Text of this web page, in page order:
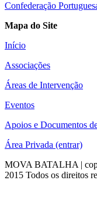
Confederação
Mapa do Site
Início
Associações
Áreas de Intervenção
Eventos
Apoios e Documentos
Área Privada (entrar)
MOVA BATALHA |
2015 Todos os direitos